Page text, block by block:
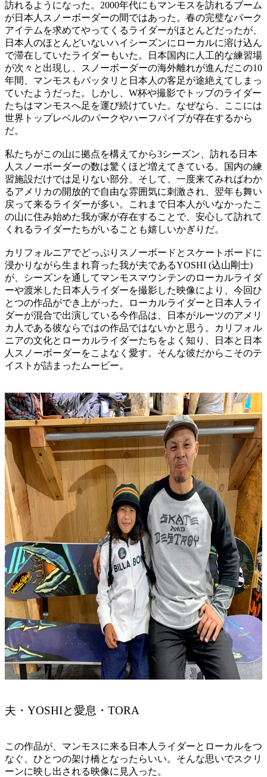
訪れるようになった。2000年代にもマンモスを訪れるブーム
が日本人スノーボーダーの間ではあった。春の完璧なパーク
アイテムを求めてやってくるライダーがほとんどだったが、
日本人のほとんどいないハイシーズンにローカルに溶け込ん
で滞在していたライダーもいた。日本国内に人工的な練習場
が次々と出現し、スノーボーダーの海外離れが進んだこの10
年間、マンモスもパッタリと日本人の客足が途絶えてしまっ
ていたようだった。しかし、W杯や撮影でトップのライダー
たちはマンモスへ足を運び続けていた。なぜなら、ここには
世界トップレベルのパークやハーフパイプが存在するから
だ。
私たちがこの山に拠点を構えてから3シーズン、訪れる日本
人スノーボーダーの数は驚くほど増えてきている。国内の練
習施設だけでは足りない部分、そして、一度来てみればわか
るアメリカの開放的で自由な雰囲気に刺激され、翌年も舞い
戻って来るライダーが多い。これまで日本人がいなかったこ
の山に住み始めた我が家が存在することで、安心して訪れて
くれるライダーたちがいることも嬉しいかぎりだ。
カリフォルニアでどっぷりスノーボードとスケートボードに
浸かりながら生まれ育った我が夫であるYOSHI (込山剛士)
が、シーズンを通してマンモスマウンテンのローカルライダ
ーや渡米した日本人ライダーを撮影した映像により、今回ひ
とつの作品ができ上がった。ローカルライダーと日本人ライ
ダーが混合で出演している今作品は、日本がルーツのアメリ
カ人である彼ならではの作品ではないかと思う。カリフォル
ニアの文化とローカルライダーたちをよく知り、日本と日本
人スノーボーダーをこよなく愛す。そんな彼だからこそのテ
イストが詰まったムービー。
夫・YOSHIと愛息・TORA
この作品が、マンモスに来る日本人ライダーとローカルをつ
なぐ、ひとつの架け橋となったらいい。そんな思いでスクリ
ーンに映し出される映像に見入った。